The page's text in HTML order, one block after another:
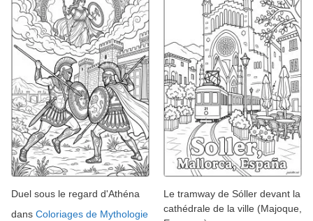
Duel sous le regard d'Athéna
dans Coloriages de Mythologie
Le tramway de Sóller devant la
cathédrale de la ville (Majoque,